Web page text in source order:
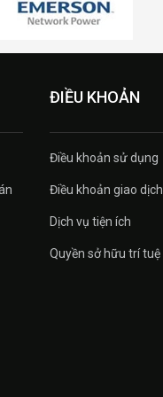
ĐIỀU KHOẢN
Điều khoản sử dụng
Điều khoản giao dịch
Dịch vụ tiện ích
Quyền sở hữu trí tuệ